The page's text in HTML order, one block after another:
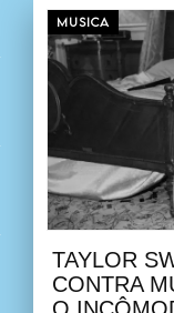
MUSICA
TAYLOR
CONTRA
O